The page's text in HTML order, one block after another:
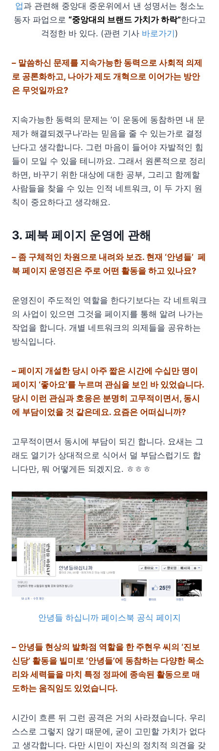
업과 관련해 중앙대 중운위에서 낸 성명서는 청소노
동자 파업으로 “중앙대의 브랜드 가치가 하락”한다고
걱정한 바 있다. (관련 기사 바로가기)
– 말씀하신 문제를 지속가능한 동력으로 사회적 의제
로 공론화하고, 나아가 제도 개혁으로 이어가는 방안
은 무엇일까요?
지속가능한 동력의 문제는 ‘이 운동에 동참하면 내 문
제가 해결되겠구나’라는 믿음을 줄 수 있는가로 결정
난다고 생각합니다. 그런 마음이 들어야 자발적인 힘
들이 모일 수 있을 테니까요. 그래서 원론적으로 정리
하면, 바꾸기 위한 대상에 대한 공부, 그리고 함께할
사람들을 찾을 수 있는 인적 네트워크, 이 두 가지 원
칙이 중요하다고 생각해요.
3. 페북 페이지 운영에 관해
– 좀 구체적인 차원으로 내려와 보죠. 현재 ‘안녕들’ 페
북 페이지 운영진은 주로 어떤 활동을 하고 있나요?
운영진이 주도적인 역할을 한다기보다는 각 네트워크
의 사업이 있으면 그것을 페이지를 통해 알려 나가는
작업을 합니다. 개별 네트워크의 의제들을 공유하는
방식입니다.
– 페이지 개설한 당시 아주 짧은 시간에 수십만 명이
페이지 ‘좋아요’를 누르며 관심을 보인 바 있었습니다.
당시 이런 관심과 호응은 분명히 고무적이면서, 동시
에 부담이었을 것 같은데요. 요즘은 어떠십니까?
고무적이면서 동시에 부담이 되긴 합니다. 요새는 그
래도 열기가 상대적으로 식어서 덜 부담스럽기도 합
니다만, 뭐 어떻게든 되겠지요. ㅎㅎㅎ
안녕들 하십니까 페이스북 공식 페이지
– 안녕들 현상의 발화점 역할을 한 주현우 씨의 ‘진보
신당’ 활동을 빌미로 ‘안녕들’에 동참하는 다양한 목소
리와 세력들을 마치 특정 정파에 종속된 활동으로 매
도하는 움직임도 있었습니다.
시간이 흐른 뒤 그런 공격은 거의 사라졌습니다. 우리
스스로 그렇지 않기 때문에, 굳이 고민할 가치가 없다
고 생각합니다. 다만 시민이 자신의 정치적 의견을 갖